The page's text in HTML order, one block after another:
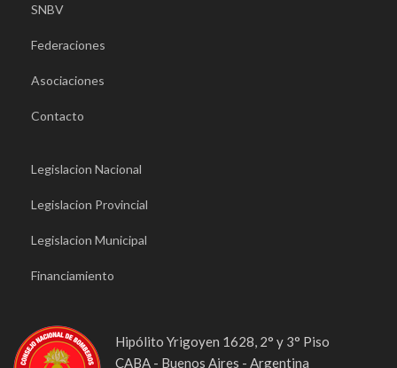
SNBV
Federaciones
Asociaciones
Contacto
Legislacion Nacional
Legislacion Provincial
Legislacion Municipal
Financiamiento
Hipólito Yrigoyen 1628, 2° y 3° Piso
CABA - Buenos Aires - Argentina